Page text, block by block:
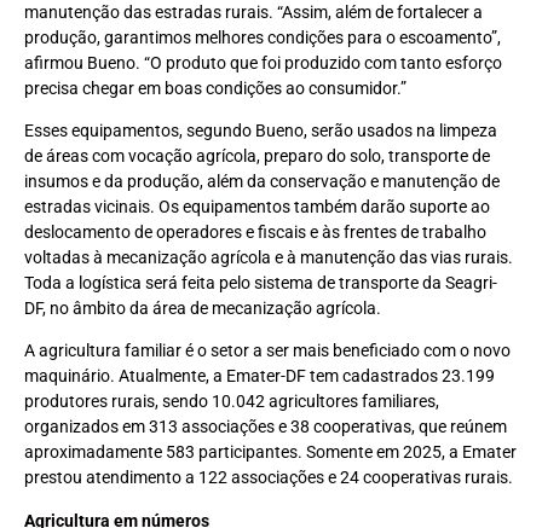
manutenção das estradas rurais. “Assim, além de fortalecer a
produção, garantimos melhores condições para o escoamento”,
afirmou Bueno. “O produto que foi produzido com tanto esforço
precisa chegar em boas condições ao consumidor.”
Esses equipamentos, segundo Bueno, serão usados na limpeza
de áreas com vocação agrícola, preparo do solo, transporte de
insumos e da produção, além da conservação e manutenção de
estradas vicinais. Os equipamentos também darão suporte ao
deslocamento de operadores e fiscais e às frentes de trabalho
voltadas à mecanização agrícola e à manutenção das vias rurais.
Toda a logística será feita pelo sistema de transporte da Seagri-
DF, no âmbito da área de mecanização agrícola.
A agricultura familiar é o setor a ser mais beneficiado com o novo
maquinário. Atualmente, a Emater-DF tem cadastrados 23.199
produtores rurais, sendo 10.042 agricultores familiares,
organizados em 313 associações e 38 cooperativas, que reúnem
aproximadamente 583 participantes. Somente em 2025, a Emater
prestou atendimento a 122 associações e 24 cooperativas rurais.
Agricultura em números